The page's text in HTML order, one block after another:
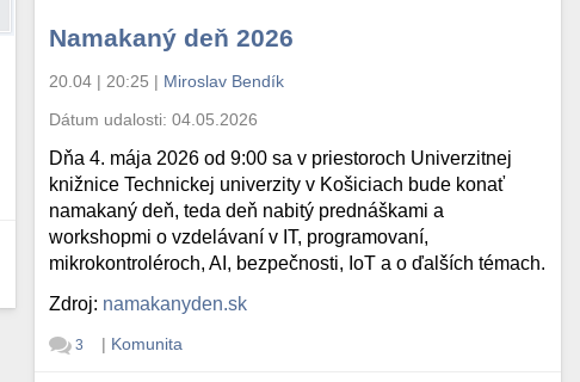
Namakaný deň 2026
20.04 | 20:25 | Miroslav Bendík
Dátum udalosti:04.05.2026
Dňa 4. mája 2026 od 9:00 sa v priestoroch Univerzitnej
knižnice Technickej univerzity v Košiciach bude konať
namakaný deň, teda deň nabitý prednáškami a
workshopmi o vzdelávaní v IT, programovaní,
mikrokontroléroch, AI, bezpečnosti, IoT a o ďalších témach.
Zdroj: namakanyden.sk
3 | Komunita